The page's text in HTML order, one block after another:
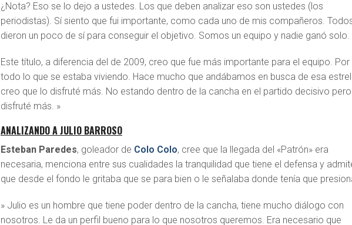
¿Nota? Eso se lo dejo a ustedes. Los que deben analizar eso son ustedes (los
periodistas). Sí siento que fui importante, como cada uno de mis compañeros.
dieron un poco de sí para conseguir el objetivo. Somos un equipo y nadie ganó solo.
Este título, a diferencia del de 2009, creo que fue más importante para el equipo. Por
todo lo que se estaba viviendo. Hace mucho que andábamos en busca de esa
creo que lo disfruté más. No estando dentro de la cancha en el partido decisivo
disfruté más. »
ANALIZANDO A JULIO BARROSO
Esteban Paredes, goleador de Colo Colo, cree que la llegada del «Patrón» era
necesaria, menciona entre sus cualidades la tranquilidad que tiene el defensa y
que desde el fondo le gritaba que se para bien o le señalaba donde tenía que
» Julio es un hombre que tiene poder dentro de la cancha, tiene mucho diálogo con
nosotros. Le da un perfil bueno para lo que nosotros queremos. Era necesario que